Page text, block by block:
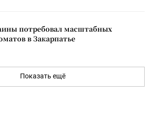
потребовал масштабных
в Закарпатье
Показать ещё